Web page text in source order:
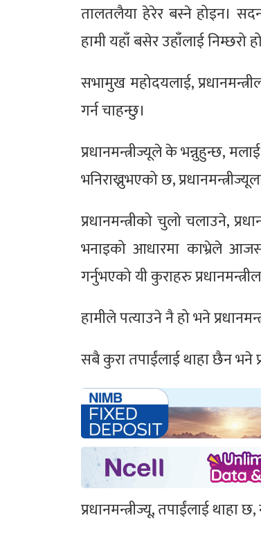
तालतलैया हेरेर बस्ने होइन।
हामी यहाँ बसेर उहाँलाई निम्छरो
सभामुख महोदयलाई,
गर्न चाहन्छु।
प्रधानमन्त्रीज्यूले के भन्नुहुन्छ,
भनिराख्नुभएको छ,
प्रधानमन्त्रीको चुलो चलाउने,
भनाइको आधारमा काभ्रेले
गर्नुभएको यी कुराहरु
हामीले पत्याउने नै हो भने
सबै कुरा तपाईंलाई थाहा छैन भने
प्रधानमन्त्रीज्यू, तपाईंलाई